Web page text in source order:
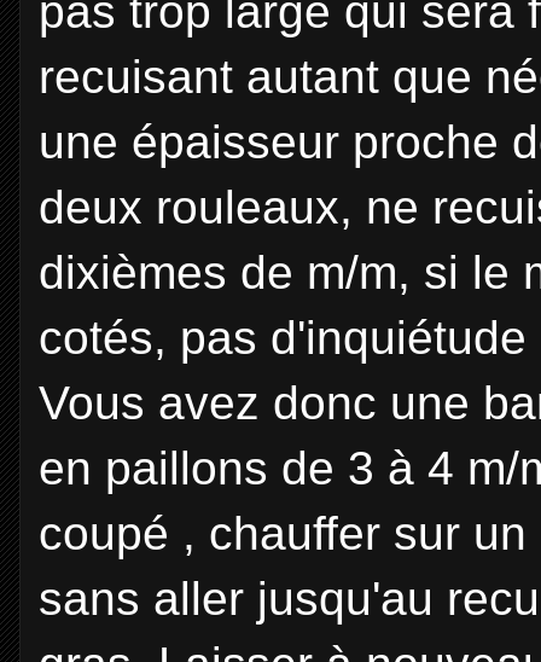
pas trop large qui sera
recuisant autant que
une épaisseur proche
deux rouleaux, ne
dixièmes de m/m, si le
cotés, pas
Vous avez donc une
en paillons de 3 à 4 m/
coupé , chauffer sur
sans aller jusqu'au